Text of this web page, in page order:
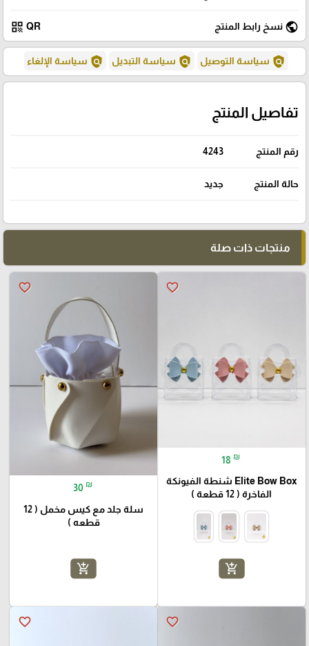
public نسخ رابط المنتج QR
qr_code
policy سياسة التوصيل policy سياسة التبديل policy سياسة الإلغاء
تفاصيل المنتج
رقم المنتج 4243
حالة المنتج جديد
منتجات ذات صلة
favorite_border
18 ₪
Elite Bow Box شنطة الفيونكة
الفاخرة ( 12 قطعة )
add_shopping_cart
favorite_border
30 ₪
سلة جلد مع كيس مخمل ( 12
قطعه )
add_shopping_cart
favorite_border
favorite_border